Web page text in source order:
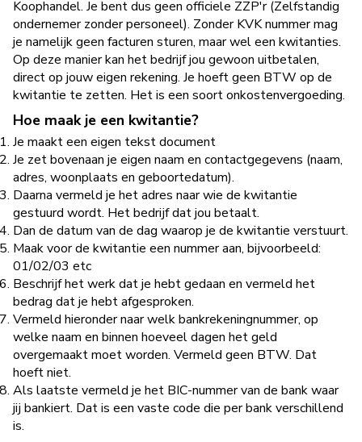
Koophandel. Je bent dus geen officiele ZZP'r (Zelfstandig
ondernemer zonder personeel). Zonder KVK nummer mag
je namelijk geen facturen sturen, maar wel een kwitanties.
Op deze manier kan het bedrijf jou gewoon uitbetalen,
direct op jouw eigen rekening. Je hoeft geen BTW op de
kwitantie te zetten. Het is een soort onkostenvergoeding.
Hoe maak je een kwitantie?
Je maakt een eigen tekst document
Je zet bovenaan je eigen naam en contactgegevens (naam,
adres, woonplaats en geboortedatum).
Daarna vermeld je het adres naar wie de kwitantie
gestuurd wordt. Het bedrijf dat jou betaalt.
Dan de datum van de dag waarop je de kwitantie verstuurt.
Maak voor de kwitantie een nummer aan, bijvoorbeeld:
01/02/03 etc
Beschrijf het werk dat je hebt gedaan en vermeld het
bedrag dat je hebt afgesproken.
Vermeld hieronder naar welk bankrekeningnummer, op
welke naam en binnen hoeveel dagen het geld
overgemaakt moet worden. Vermeld geen BTW. Dat
hoeft niet.
Als laatste vermeld je het BIC-nummer van de bank waar
jij bankiert. Dat is een vaste code die per bank verschillend
is.